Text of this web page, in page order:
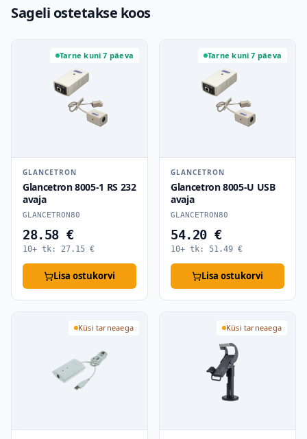
Sageli ostetakse koos
Tarne kuni 7 päeva
GLANCETRON
Glancetron 8005-1 RS 232
avaja
GLANCETRON80
28.58 €
10+ tk: 27.15 €
Lisa ostukorvi
Tarne kuni 7 päeva
GLANCETRON
Glancetron 8005-U USB
avaja
GLANCETRON80
54.20 €
10+ tk: 51.49 €
Lisa ostukorvi
Küsi tarneaega Küsi tarneaega